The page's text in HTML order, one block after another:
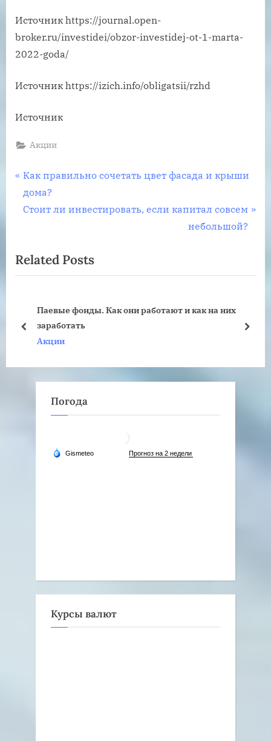
Источник https://journal.open-
broker.ru/investidei/obzor-investidej-ot-1-marta-
2022-goda/
Источник https://izich.info/obligatsii/rzhd
Источник
Акции
Навигация
по
P
r
e
o
u
o
Как правильно сочетать цвет фасада и крыши
дома?
N
t
P
t
Стоит ли инвестировать, если капитал совсем
небольшой?
Related Posts
Что такое акции и как в них инвестировать
prev next
Погода
Курсы валют